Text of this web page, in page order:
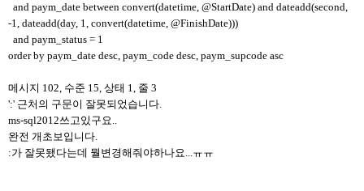
and paym_date between convert(datetime, @StartDate) and dateadd(second,
-1, dateadd(day, 1, convert(datetime, @FinishDate)))
and paym_status = 1
order by paym_date desc, paym_code desc, paym_supcode asc
메시지 102, 수준 15, 상태 1, 줄 3
':' 근처의 구문이 잘못되었습니다.
ms-sql2012쓰고있구요..
완전 개초보입니다.
:가 잘못됐다는데 뭘변경해줘야하나요...ㅠㅠ